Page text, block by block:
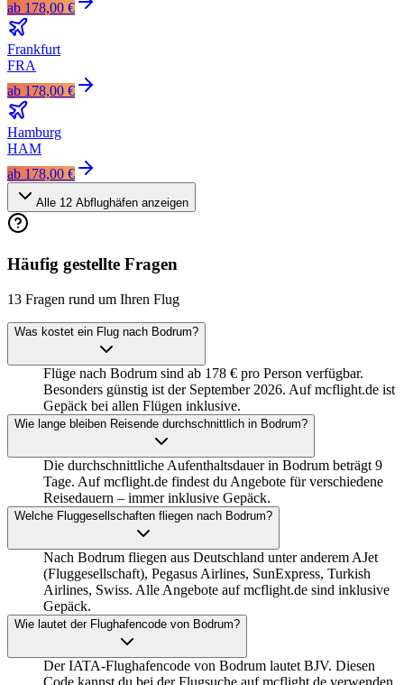
ab 178,00 €
Frankfurt
FRA
ab 178,00 €
Hamburg
HAM
ab 178,00 €
Alle 12 Abflughäfen anzeigen
Häufig gestellte Fragen
13 Fragen rund um Ihren Flug
Was kostet ein Flug nach Bodrum?
Flüge nach Bodrum sind ab 178 € pro Person verfügbar.
Besonders günstig ist der September 2026. Auf mcflight.de ist
Gepäck bei allen Flügen inklusive.
Wie lange bleiben Reisende durchschnittlich in Bodrum?
Die durchschnittliche Aufenthaltsdauer in Bodrum beträgt 9
Tage. Auf mcflight.de findest du Angebote für verschiedene
Reisedauern – immer inklusive Gepäck.
Welche Fluggesellschaften fliegen nach Bodrum?
Nach Bodrum fliegen aus Deutschland unter anderem AJet
(Fluggesellschaft), Pegasus Airlines, SunExpress, Turkish
Airlines, Swiss. Alle Angebote auf mcflight.de sind inklusive
Gepäck.
Wie lautet der Flughafencode von Bodrum?
Der IATA-Flughafencode von Bodrum lautet BJV. Diesen
Code kannst du bei der Flugsuche auf mcflight.de verwenden.